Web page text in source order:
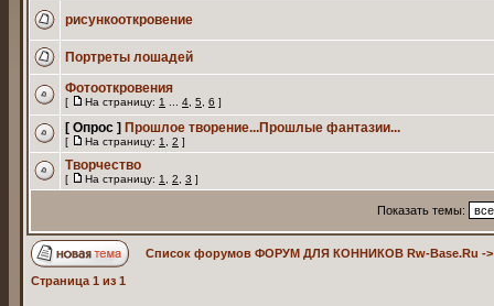
рисункооткровение
Портреты лошадей
Фотооткровения
[ На страницу: 1 4 5 6 ]
[ Опрос ] Прошлое творение...Прошлые фантазии...
[ На страницу: 1 2 ]
Творчество
[ На страницу: 1 2 3 ]
Показать темы:
Список форумов ФОРУМ ДЛЯ КОННИКОВ Rw-Base.Ru -
Страница 1 из 1